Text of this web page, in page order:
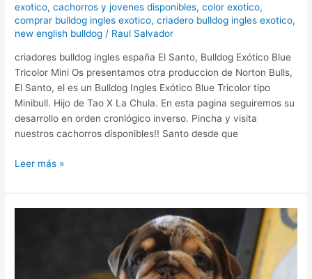
exotico,cachorros y jovenes disponibles,color exotico,
comprar bulldog ingles exotico,criadero bulldog ingles exotico,
new english bulldog / Raul Salvador
criadores bulldog ingles españa El Santo, Bulldog Exótico Blue
Tricolor Mini Os presentamos otra produccion de Norton Bulls,
El Santo, el es un Bulldog Ingles Exótico Blue Tricolor tipo
Minibull. Hijo de Tao X La Chula. En esta pagina seguiremos su
desarrollo en orden cronlógico inverso. Pincha y visita
nuestros cachorros disponibles!! Santo desde que
Leer más »